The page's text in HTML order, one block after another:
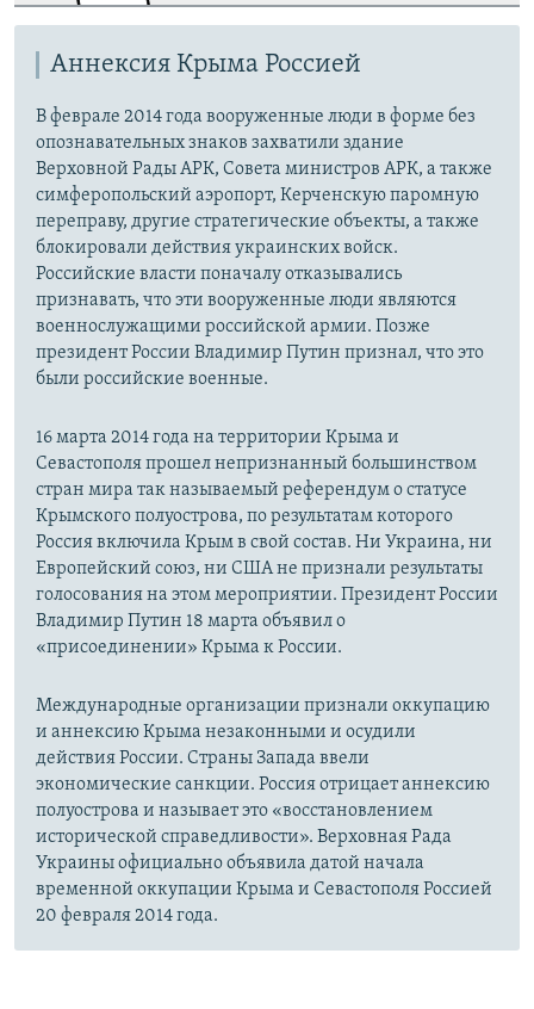
Аннексия Крыма Россией
В феврале 2014 года вооруженные люди в форме без
опознавательных знаков захватили здание
Верховной Рады АРК, Совета министров АРК, а также
симферопольский аэропорт, Керченскую паромную
переправу, другие стратегические объекты, а также
блокировали действия украинских войск.
Российские власти поначалу отказывались
признавать, что эти вооруженные люди являются
военнослужащими российской армии. Позже
президент России Владимир Путин признал, что это
были российские военные.
16 марта 2014 года на территории Крыма и
Севастополя прошел непризнанный большинством
стран мира так называемый референдум о статусе
Крымского полуострова, по результатам которого
Россия включила Крым в свой состав. Ни Украина, ни
Европейский союз, ни США не признали результаты
голосования на этом мероприятии. Президент России
Владимир Путин 18 марта объявил о
«присоединении» Крыма к России.
Международные организации признали оккупацию
и аннексию Крыма незаконными и осудили
действия России. Страны Запада ввели
экономические санкции. Россия отрицает аннексию
полуострова и называет это «восстановлением
исторической справедливости». Верховная Рада
Украины официально объявила датой начала
временной оккупации Крыма и Севастополя Россией
20 февраля 2014 года.